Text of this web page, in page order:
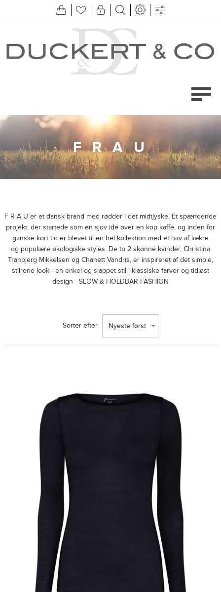
F R A U
F R A U er et dansk brand med rødder i det midtjyske. Et spændende
projekt, der startede som en sjov idé over en kop kaffe, og inden for
ganske kort tid er blevet til en hel kollektion med et hav af lækre
og populære økologiske styles. De to 2 skønne kvinder, Christina
Tranbjerg Mikkelsen og Chanett Vandris, er inspireret af det simple,
stilrene look - en enkel og slappet stil i klassiske farver og tidløst
design - SLOW & HOLDBAR FASHION
Sorter efter Nyeste først